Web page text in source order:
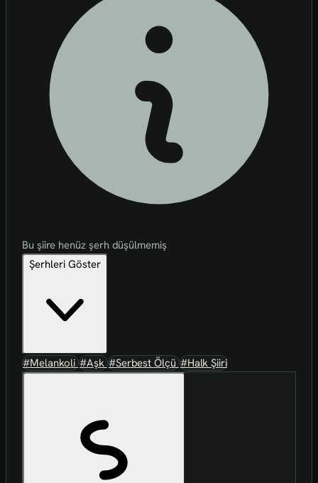
Bu şiire henüz şerh düşülmemiş
Şerhleri Göster
#Melankoli#Aşk#Serbest Ölçü#Halk Şiiri